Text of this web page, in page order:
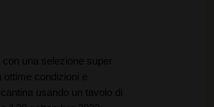
una selezione super
ottime condizioni e
usando un tavolo di